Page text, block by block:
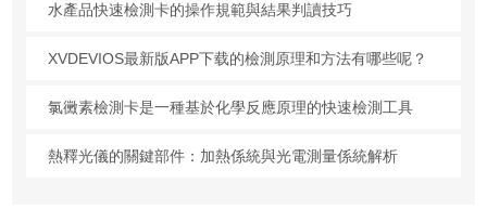
水產品快速檢測卡的操作規範與結果判讀技巧
XVDEVIOS最新版APP下载的檢測原理和方法有哪些呢？
氯黴素檢測卡是一種基於化學反應原理的快速檢測工具
熱釋光儀的關鍵部件：加熱係統與光電測量係統解析